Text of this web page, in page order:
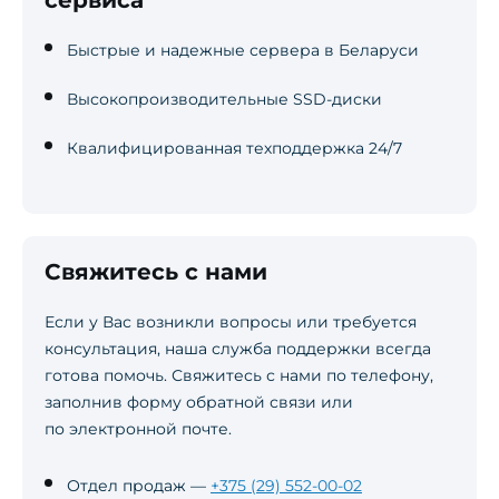
Быстрые и надежные сервера в Беларуси
Высокопроизводительные SSD-диски
Квалифицированная техподдержка 24/7
Свяжитесь с нами
Если у Вас возникли вопросы или требуется
консультация, наша служба поддержки всегда
готова помочь. Свяжитесь с нами по телефону,
заполнив форму обратной связи или
по электронной почте.
Отдел продаж — +375 (29) 552-00-02